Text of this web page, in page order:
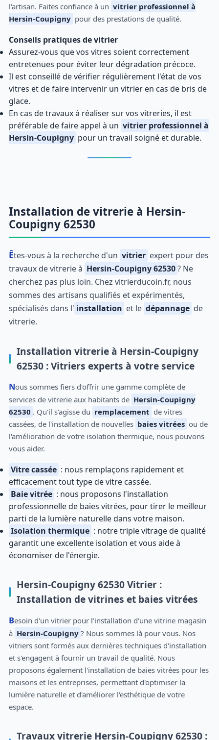
l'artisan. Faites confiance à un vitrier professionnel à
Hersin-Coupigny pour des prestations de qualité.
Conseils pratiques de vitrier
Assurez-vous que vos vitres soient correctement
entretenues pour éviter leur dégradation précoce.
Il est conseillé de vérifier régulièrement l'état de vos
vitres et de faire intervenir un vitrier en cas de bris de
glace.
En cas de travaux à réaliser sur vos vitreries, il est
préférable de faire appel à un vitrier professionnel à
Hersin-Coupigny pour un travail soigné et durable.
Installation de vitrerie à Hersin-
Coupigny 62530
Êtes-vous à la recherche d'un vitrier expert pour des
travaux de vitrerie à Hersin-Coupigny 62530? Ne
cherchez pas plus loin. Chez vitrierducoin.fr, nous
sommes des artisans qualifiés et expérimentés,
spécialisés dans l' installation et le dépannage de
vitrerie.
Installation vitrerie à Hersin-Coupigny
62530 : Vitriers experts à votre service
Nous sommes fiers d'offrir une gamme complète de
services de vitrerie aux habitants de Hersin-Coupigny
62530 . Qu'il s'agisse du remplacement de vitres
cassées, de l'installation de nouvelles baies vitrées ou de
l'amélioration de votre isolation thermique, nous pouvons
vous aider.
Vitre cassée : nous remplaçons rapidement et
efficacement tout type de vitre cassée.
Baie vitrée : nous proposons l'installation
professionnelle de baies vitrées, pour tirer le meilleur
parti de la lumière naturelle dans votre maison.
Isolation thermique : notre triple vitrage de qualité
garantit une excellente isolation et vous aide à
économiser de l'énergie.
Hersin-Coupigny 62530 Vitrier :
Installation de vitrines et baies vitrées
Besoin d'un vitrier pour l'installation d'une vitrine magasin
à Hersin-Coupigny ? Nous sommes là pour vous. Nos
vitriers sont formés aux dernières techniques d'installation
et s'engagent à fournir un travail de qualité. Nous
proposons également l'installation de baies vitrées pour les
maisons et les entreprises, permettant d'optimiser la
lumière naturelle et d'améliorer l'esthétique de votre
espace.
Travaux vitrerie Hersin-Coupigny 62530 :